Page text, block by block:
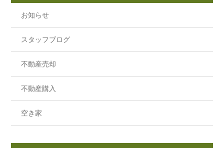
お知らせ
スタッフブログ
不動産売却
不動産購入
空き家